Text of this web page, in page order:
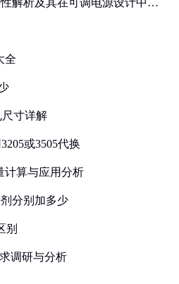
解析及其在可调电源设计中的
全
尺寸详解
或3505代换
计算与应用分析
分别加多少
别
调研与分析